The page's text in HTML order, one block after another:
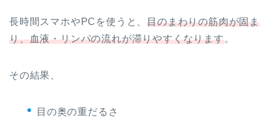
長時間スマホやPCを使うと、目のまわりの筋肉が固ま
り、血液・リンパの流れが滞りやすくなります。
その結果、
目の奥の重だるさ